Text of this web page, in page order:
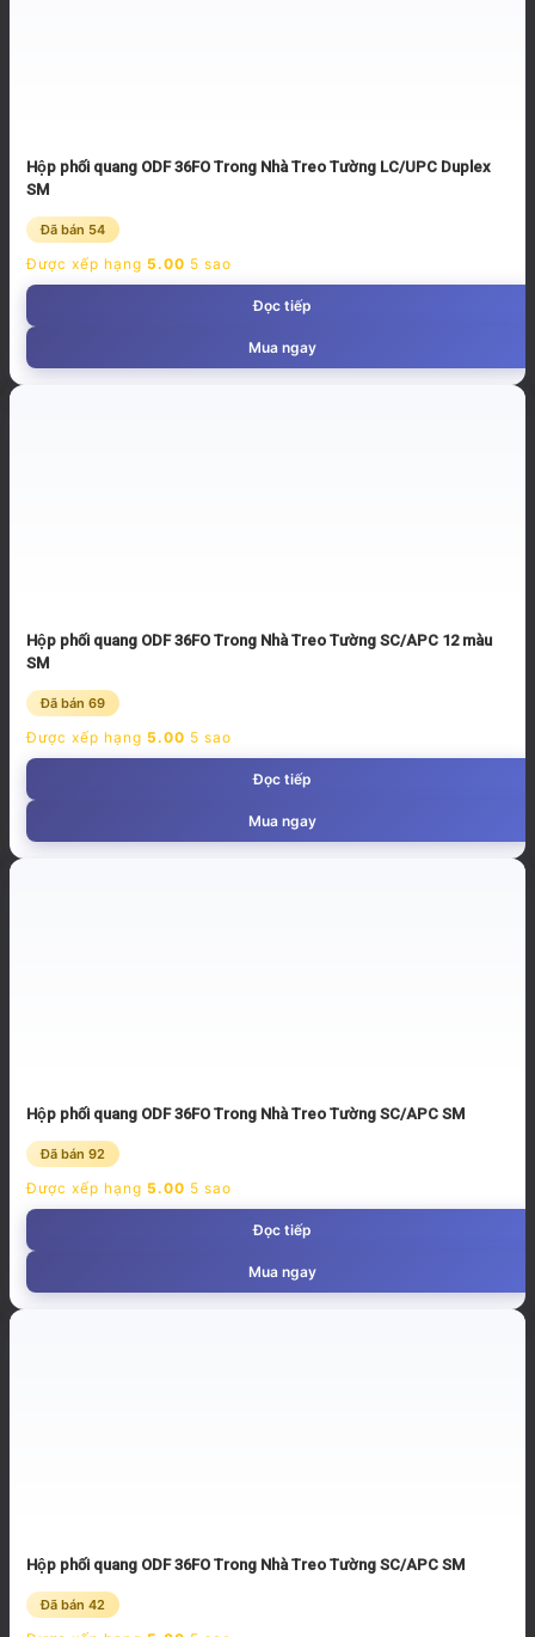
Hộp phối quang ODF 36FO Trong Nhà Treo Tường LC/UPC Duplex
SM
Đã bán 54
Được xếp hạng 5.00 5 sao
Đọc tiếp
Mua ngay
Hộp phối quang ODF 36FO Trong Nhà Treo Tường SC/APC 12 màu
SM
Đã bán 69
Được xếp hạng 5.00 5 sao
Đọc tiếp
Mua ngay
Hộp phối quang ODF 36FO Trong Nhà Treo Tường SC/APC SM
Đã bán 92
Được xếp hạng 5.00 5 sao
Đọc tiếp
Mua ngay
Hộp phối quang ODF 36FO Trong Nhà Treo Tường SC/APC SM
Đã bán 42